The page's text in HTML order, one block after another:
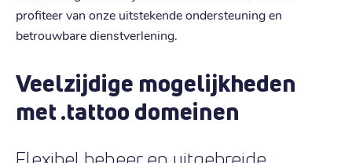
profiteer van onze uitstekende ondersteuning en
betrouwbare dienstverlening.
Veelzijdige mogelijkheden
met .tattoo domeinen